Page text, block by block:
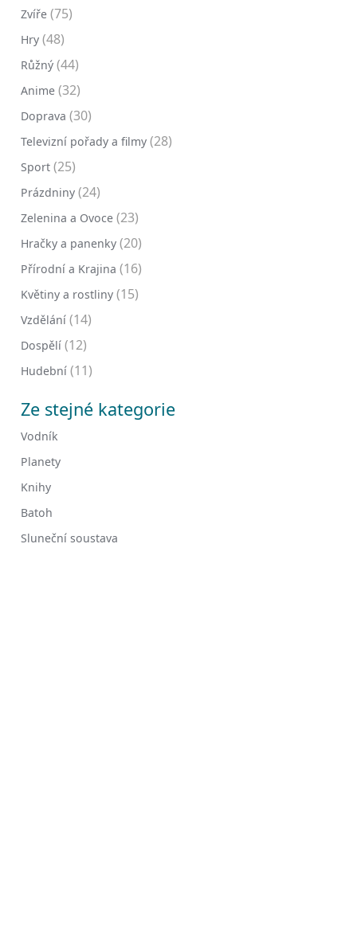
Zvíře (75)
Hry (48)
Růžný (44)
Anime (32)
Doprava (30)
Televizní pořady a filmy (28)
Sport (25)
Prázdniny (24)
Zelenina a Ovoce (23)
Hračky a panenky (20)
Přírodní a Krajina (16)
Květiny a rostliny (15)
Vzdělání (14)
Dospělí (12)
Hudební (11)
Ze stejné kategorie
Vodník
Planety
Knihy
Batoh
Sluneční soustava